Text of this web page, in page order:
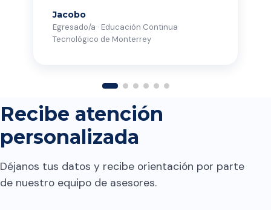
tecnologías de destilación.
Asimismo, definiendo un
futuras regresiones en el
contenido. A quien lo
considera le digo: Que el
contenido es el necesario
para implementar y conocer
cómo iniciar en este ámbito.
Sin embargo, la parte más
Jacobo
Egresado/a · Educación Continua
Tecnológico de Monterrey
Recibe atención
personalizada
Déjanos tus datos y recibe orientación por parte
de nuestro equipo de asesores.